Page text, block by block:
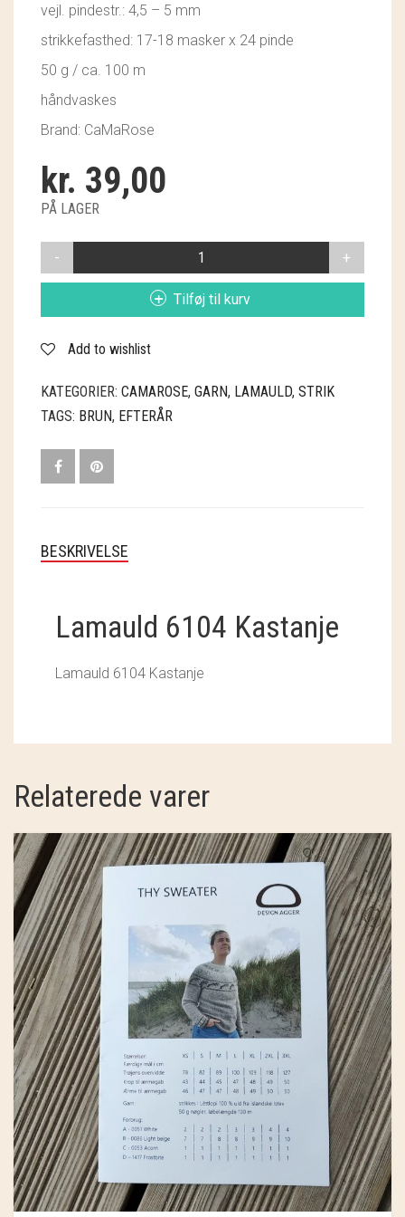
GRY & SIF
HAMMERSHUS FAIRTRADE
HARTGUT
IB LAURSEN
IBU JEWELS
KINTOBE
SOSCHJELDE
SÆBEVÆRKSTEDET
TORDENVAND
vejl. pindestr.: 4,5 – 5 mm
strikkefasthed: 17-18 masker x 24 pinde
50 g / ca. 100 m
håndvaskes
Brand: CaMaRose
kr. 39,00
PÅ LAGER
6104
Tilføj til kurv
Add to wishlist
KATEGORIER: CAMAROSE, GARN, LAMAULD, STRIK
TAGS: BRUN, EFTERÅR
BESKRIVELSE
Lamauld 6104 Kastanje
Lamauld 6104 Kastanje
Relaterede varer